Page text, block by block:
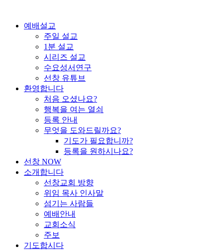
예배설교
주일 설교
1분 설교
시리즈 설교
수요성서연구
선창 유튜브
환영합니다
처음 오셨나요?
행복을 여는 열쇠
등록 안내
무엇을 도와드릴까요?
기도가 필요합니까?
등록을 원하시나요?
선창 NOW
소개합니다
선창교회 방향
위임 목사 인사말
섬기는 사람들
예배안내
교회소식
주보
기도합시다